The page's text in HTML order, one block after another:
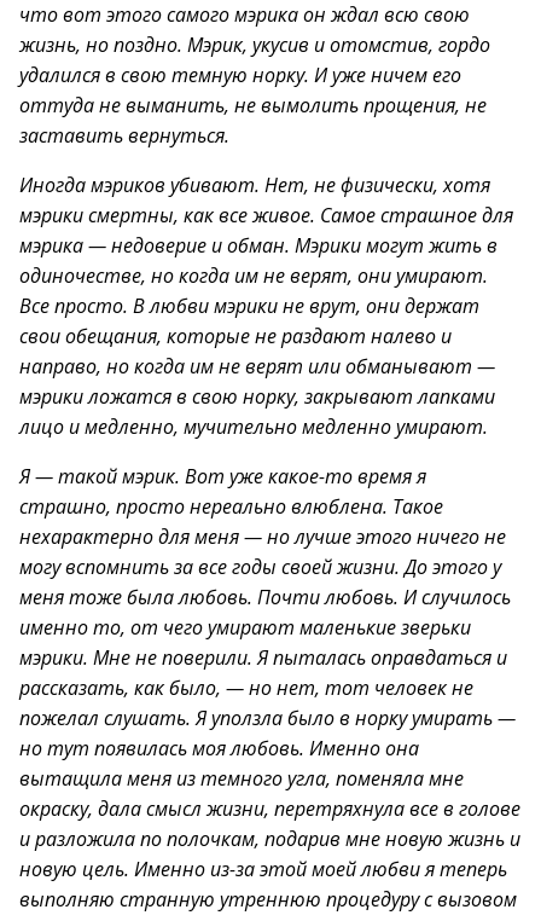
что вот этого самого мэрика он ждал всю свою
жизнь, но поздно. Мэрик, укусив и отомстив, гордо
удалился в свою темную норку. И уже ничем его
оттуда не выманить, не вымолить прощения, не
заставить вернуться.
Иногда мэриков убивают. Нет, не физически, хотя
мэрики смертны, как все живое. Самое страшное для
мэрика — недоверие и обман. Мэрики могут жить в
одиночестве, но когда им не верят, они умирают.
Все просто. В любви мэрики не врут, они держат
свои обещания, которые не раздают налево и
направо, но когда им не верят или обманывают —
мэрики ложатся в свою норку, закрывают лапками
лицо и медленно, мучительно медленно умирают.
Я — такой мэрик. Вот уже какое-то время я
страшно, просто нереально влюблена. Такое
нехарактерно для меня — но лучше этого ничего не
могу вспомнить за все годы своей жизни. До этого у
меня тоже была любовь. Почти любовь. И случилось
именно то, от чего умирают маленькие зверьки
мэрики. Мне не поверили. Я пыталась оправдаться и
рассказать, как было, — но нет, тот человек не
пожелал слушать. Я уползла было в норку умирать —
но тут появилась моя любовь. Именно она
вытащила меня из темного угла, поменяла мне
окраску, дала смысл жизни, перетряхнула все в голове
и разложила по полочкам, подарив мне новую жизнь и
новую цель. Именно из-за этой моей любви я теперь
выполняю странную утреннюю процедуру с вызовом